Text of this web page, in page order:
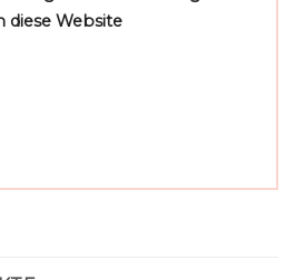
diese Website